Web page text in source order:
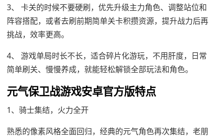
3、 卡关的时候不要硬刷，优先升级主力角色、调整站位和
阵容搭配，或者去刷前期简单关卡积攒资源，提升战力后再
挑战，效率更高。
4、 游戏单局时长不长，适合碎片化游玩，不用肝度，日常
简单刷关、慢慢养成，就能轻松解锁全部玩法和角色。
元气保卫战游戏安卓官方版特点
1、骑士集结，火力全开
熟悉的像素风格全面回归，经典的元气角色再次集结，老朋